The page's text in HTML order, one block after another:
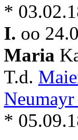
*
I. oo
Maria
T.d.
*